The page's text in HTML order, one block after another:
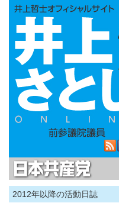
2012年以降の活動日誌